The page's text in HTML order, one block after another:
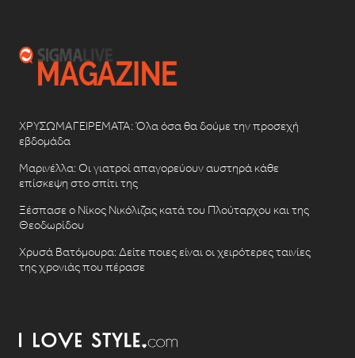
ΧΡΥΣΩΜΑΓΕΙΡΕΜΑΤΑ: Όλα όσα θα δούμε την προσεχή
εβδομάδα
Μαρινέλλα: Οι γιατροί απαγορεύουν αυστηρά κάθε
επίσκεψη στο σπίτι της
Ξέσπασε ο Νίκος Νικόλιζας κατά του Πλούταρχου και της
Θεοδωρίδου
Χρυσά Βατόμουρα: Δείτε ποιες είναι οι χειρότερες ταινίες
της χρονιάς που πέρασε